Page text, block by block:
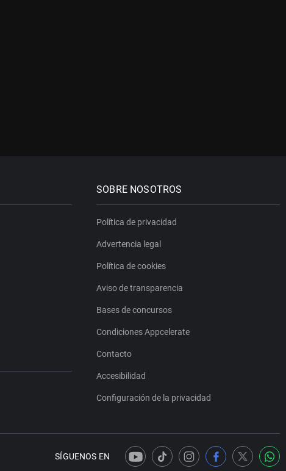
SOBRE NOSOTROS
Política de privacidad
Advertencia legal
Política de cookies
Aviso de transparencia
Bases de concursos
Condiciones Appcelerate
Contacto
Accesibilidad
Configuración de la privacidad
SÍGUENOS EN